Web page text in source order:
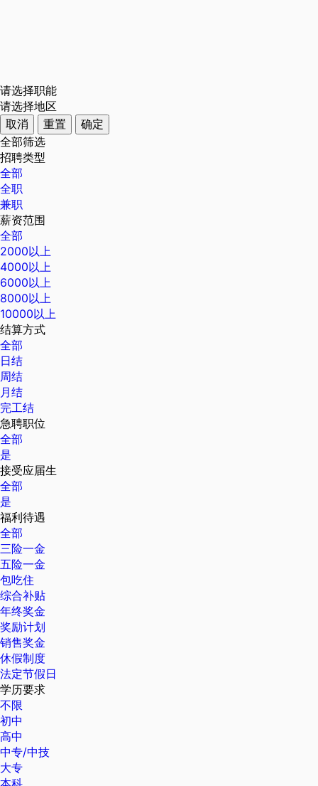
请选择职能
请选择地区
取消
重置
确定
全部筛选
招聘类型
全部
全职
兼职
薪资范围
全部
2000以上
4000以上
6000以上
8000以上
10000以上
结算方式
全部
日结
周结
月结
完工结
急聘职位
全部
是
接受应届生
全部
是
福利待遇
全部
三险一金
五险一金
包吃住
综合补贴
年终奖金
奖励计划
销售奖金
休假制度
法定节假日
学历要求
不限
初中
高中
中专/中技
大专